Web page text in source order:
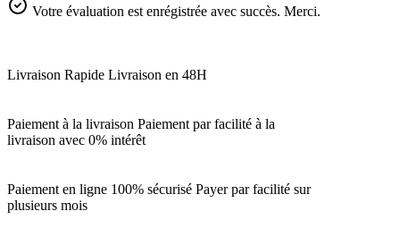
Votre évaluation est enrégistrée avec succès. Merci.
Livraison Rapide Livraison en 48H
Paiement à la livraison Paiement par facilité à la
livraison avec 0% intérêt
Paiement en ligne 100% sécurisé Payer par facilité sur
plusieurs mois